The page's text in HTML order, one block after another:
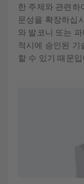
한 주제와 관련하
문성을 확장하십
와 발코니 또는
적시에 승인된 기
할 수 있기 때문입